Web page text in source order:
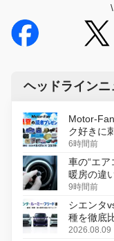
\
ヘッドラインニ
Motor-
ク好きに
6時間前
車の“エア
暖房の違
9時間前
シエンタ
種を徹底
2026.08.09